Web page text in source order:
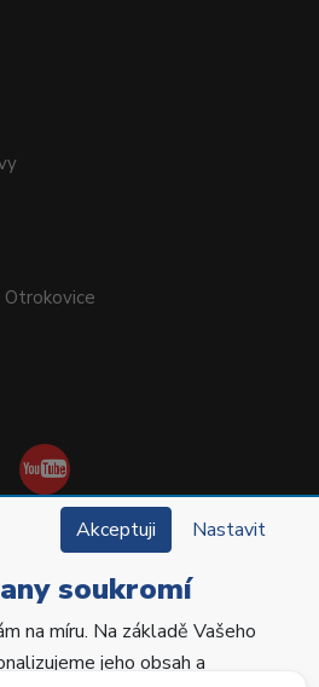
Otrokovice
Fa Dental a.s. Všechna práva
vyhrazena.
Akceptuji Nastavit
soukromí
na míru. Na základě Vašeho
jeho obsah a
poradit?Zeptejte se našeho